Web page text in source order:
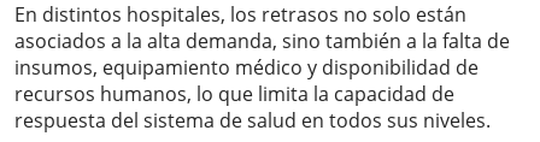
En distintos hospitales, los retrasos no solo están
asociados a la alta demanda, sino también a la falta de
insumos, equipamiento médico y disponibilidad de
recursos humanos, lo que limita la capacidad de
respuesta del sistema de salud en todos sus niveles.